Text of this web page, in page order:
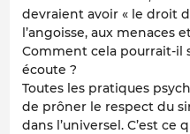
devraient avoir « le droit
l’angoisse, aux menaces
Comment cela pourrait-il
écoute ?
Toutes les pratiques
de prôner le respect du
dans l’universel. C’est